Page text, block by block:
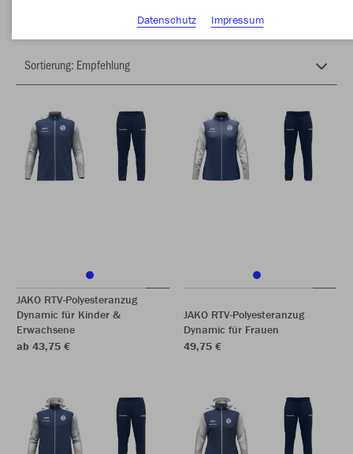
JAKO RTV-Polyesteranzug
Dynamic für Kinder &
Erwachsene
ab 43,75 €
JAKO RTV-Polyesteranzug
Dynamic für Frauen
49,75 €
Datenschutz
Impressum